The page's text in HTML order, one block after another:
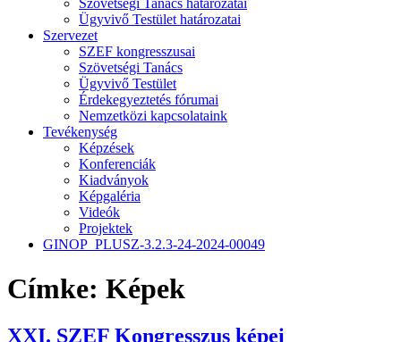
Szövetségi Tanács határozatai
Ügyvivő Testület határozatai
Szervezet
SZEF kongresszusai
Szövetségi Tanács
Ügyvivő Testület
Érdekegyeztetés fórumai
Nemzetközi kapcsolataink
Tevékenység
Képzések
Konferenciák
Kiadványok
Képgaléria
Videók
Projektek
GINOP_PLUSZ-3.2.3-24-2024-00049
Címke: Képek
XXI. SZEF Kongresszus képei